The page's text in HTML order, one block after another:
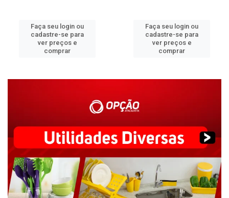
Faça seu login ou
cadastre-se para
ver preços e
comprar
Faça seu login ou
cadastre-se para
ver preços e
comprar